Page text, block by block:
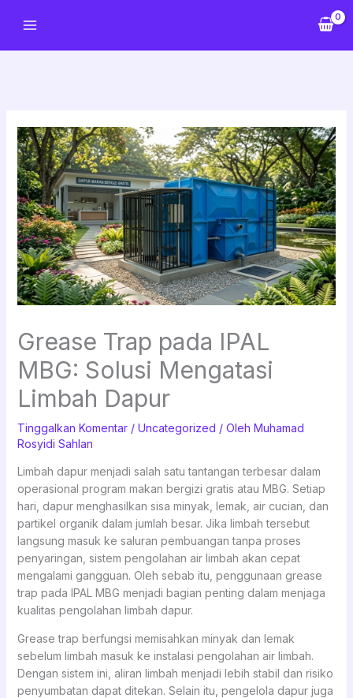
Grease Trap pada IPAL
MBG: Solusi Mengatasi
Limbah Dapur
Tinggalkan Komentar / Uncategorized / Oleh Muhamad
Rosyidi Sahlan
Limbah dapur menjadi salah satu tantangan terbesar dalam
operasional program makan bergizi gratis atau MBG. Setiap
hari, dapur menghasilkan sisa minyak, lemak, air cucian, dan
partikel organik dalam jumlah besar. Jika limbah tersebut
langsung masuk ke saluran pembuangan tanpa proses
penyaringan, sistem pengolahan air limbah akan cepat
mengalami gangguan. Oleh sebab itu, penggunaan grease
trap pada IPAL MBG menjadi bagian penting dalam menjaga
kualitas pengolahan limbah dapur.
Grease trap berfungsi memisahkan minyak dan lemak
sebelum limbah masuk ke instalasi pengolahan air limbah.
Dengan sistem ini, aliran limbah menjadi lebih stabil dan risiko
penyumbatan dapat ditekan. Selain itu, pengelola dapur juga